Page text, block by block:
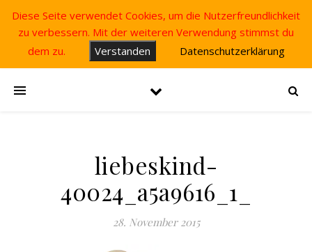
liebeskind-
40024_a5a9616_1_
28. November 2015
Diese Seite verwendet Cookies, um die Nutzerfreundlichkeit
zu verbessern. Mit der weiteren Verwendung stimmst du
dem zu.
Verstanden Datenschutzerklärung